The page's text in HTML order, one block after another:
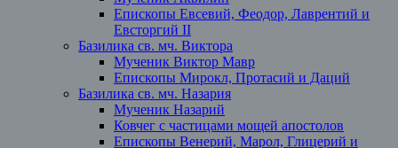
Епископы Евсевий, Феодор, Лаврентий и
Евсторгий II
Базилика св. мч. Виктора
Мученик Виктор Мавр
Епископы Мирокл, Протасий и Даций
Базилика св. мч. Назария
Мученик Назарий
Ковчег с частицами мощей апостолов
Епископы Венерий, Марол, Глицерий и